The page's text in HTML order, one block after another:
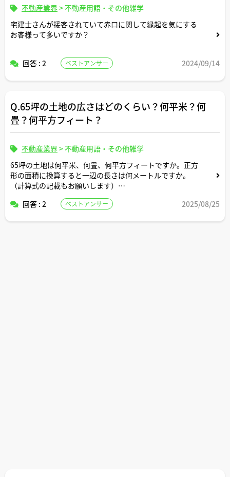
不動産業界>不動産用語・その他雑学
宅建士さんが接客されていて赤口に関して縁起を気にする
お客様って多いですか？
回答 : 2 ベストアンサー 2024/09/14
Q.65坪の土地の広さはどのくらい？何平米？何
畳？何平方フィート？
不動産業界>不動産用語・その他雑学
65坪の土地は何平米、何畳、何平方フィートですか。正方
形の面積に換算すると一辺の長さは何メートルですか。
（計算式の記載もお願いします）
駐車場にしたら普通車約何台分のスペースですか？
回答 : 2 ベストアンサー 2025/08/25